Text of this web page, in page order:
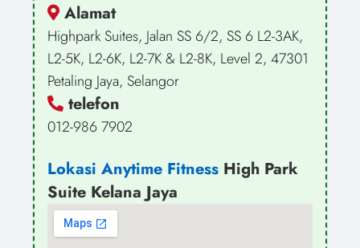
Alamat
Highpark Suites, Jalan SS 6/2, SS 6 L2-3AK,
L2-5K, L2-6K, L2-7K & L2-8K, Level 2, 47301
Petaling Jaya, Selangor
telefon
012-986 7902
Lokasi Anytime Fitness High Park
Suite Kelana Jaya